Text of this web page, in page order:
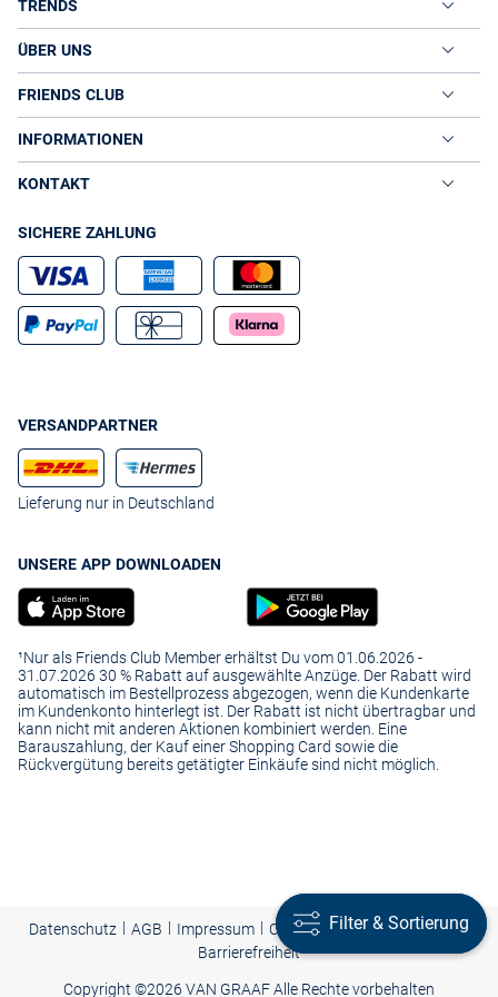
Slim-Fit. Das stilvolle Gesamtpaket gelingt Ihnen mit einem Smoking
mit Weste.
raffinierten Einstecktüchern, Satinfliegen oder gemusterten Krawatten
von Wilvorst auf. Oder wie würde Ihnen eine kleine Zeitreise in die
goldenen Zwanziger gefallen? Hosenträger unter dem Männer-Smoking
TRENDS
ÜBER UNS
FRIENDS CLUB
INFORMATIONEN
KONTAKT
SICHERE ZAHLUNG
VERSANDPARTNER
Lieferung nur in Deutschland
UNSERE APP DOWNLOADEN
¹Nur als Friends Club Member erhältst Du vom 01.06.2026 -
31.07.2026 30 % Rabatt auf ausgewählte Anzüge. Der Rabatt wird
automatisch im Bestellprozess abgezogen, wenn die Kundenkarte
im Kundenkonto hinterlegt ist. Der Rabatt ist nicht übertragbar und
kann nicht mit anderen Aktionen kombiniert werden. Eine
Barauszahlung, der Kauf einer Shopping Card sowie die
Rückvergütung bereits getätigter Einkäufe sind nicht möglich.
Datenschutz | AGB | Impressum | Cookie-Einstellungen | Presse
Barrierefreiheit
Copyright ©2026 VAN GRAAF Alle Rechte vorbehalten
Filter & Sortierung
Filter & Sortierung